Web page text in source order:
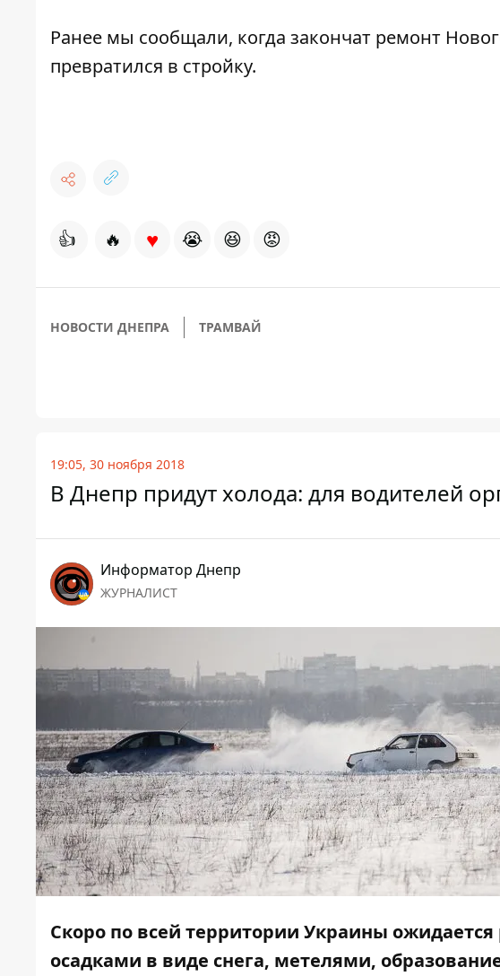
Ранее мы сообщали, когда закончат ремонт
превратился в стройку.
👍 🔥 ♥ 😭 😆 😡
НОВОСТИ ДНЕПРА ТРАМВАЙ
19:05, 30 ноября 2018
В Днепр придут холода: для водителей
Информатор Днепр
ЖУРНАЛИСТ
Скоро по всей территории Украины
осадками в виде снега, метелями,